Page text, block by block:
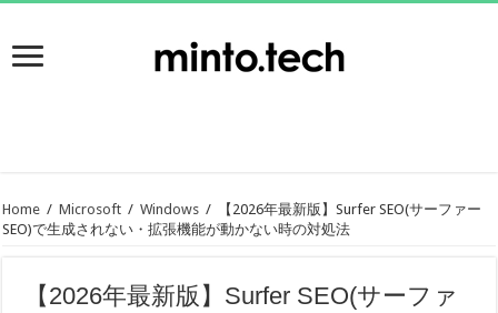
Home / Microsoft / Windows /
【2026年最新版】Surfer SEO(サーファー
SEO)で生成されない・拡張機能が動かない時の対処法
【2026年最新版】Surfer SEO(サーファ